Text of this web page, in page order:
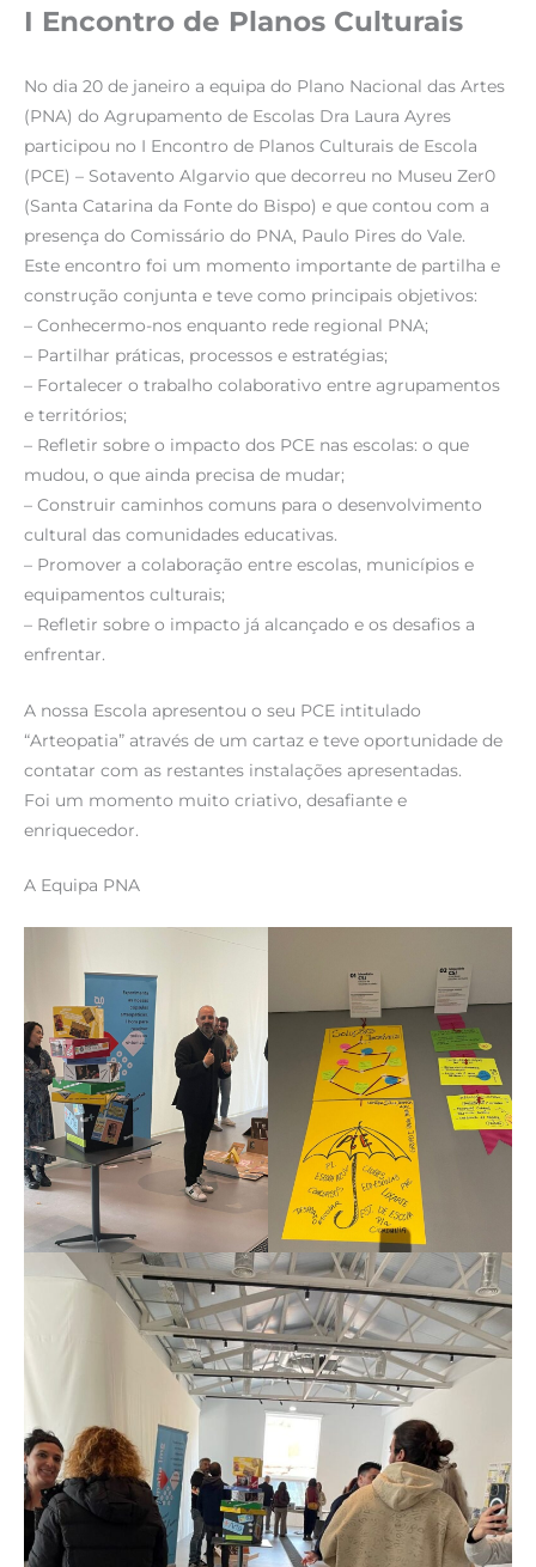
I Encontro de Planos Culturais
No dia 20 de janeiro a equipa do Plano Nacional das Artes
(PNA) do Agrupamento de Escolas Dra Laura Ayres
participou no I Encontro de Planos Culturais de Escola
(PCE) – Sotavento Algarvio que decorreu no Museu Zer0
(Santa Catarina da Fonte do Bispo) e que contou com a
presença do Comissário do PNA, Paulo Pires do Vale.
Este encontro foi um momento importante de partilha e
construção conjunta e teve como principais objetivos:
– Conhecermo-nos enquanto rede regional PNA;
– Partilhar práticas, processos e estratégias;
– Fortalecer o trabalho colaborativo entre agrupamentos
e territórios;
– Refletir sobre o impacto dos PCE nas escolas: o que
mudou, o que ainda precisa de mudar;
– Construir caminhos comuns para o desenvolvimento
cultural das comunidades educativas.
– Promover a colaboração entre escolas, municípios e
equipamentos culturais;
– Refletir sobre o impacto já alcançado e os desafios a
enfrentar.
A nossa Escola apresentou o seu PCE intitulado
“Arteopatia” através de um cartaz e teve oportunidade de
contatar com as restantes instalações apresentadas.
Foi um momento muito criativo, desafiante e
enriquecedor.
A Equipa PNA